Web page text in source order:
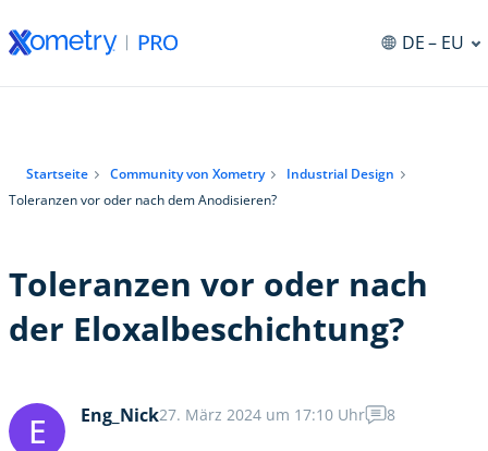
DE– EU
Startseite Community von Xometry
Industrial Design
Toleranzen vor oder nach dem Anodisieren?
Toleranzen vor oder nach
der Eloxalbeschichtung?
E Eng_Nick27. März 2024 um 17:10 Uhr 8